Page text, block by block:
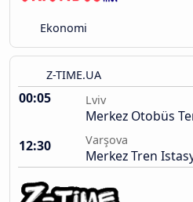
Ekonomi
Z-TIME.UA
00:05 Lviv
Merkez Otobüs
12:30
Varşova
Merkez Tren